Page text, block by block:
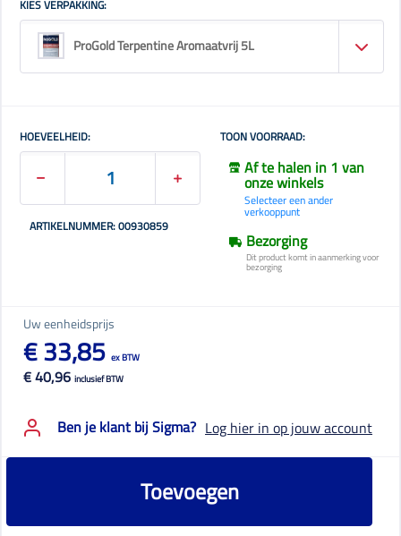
KIES VERPAKKING:
ProGold Terpentine Aromaatvrij 5L
HOEVEELHEID:
ARTIKELNUMMER: 00930859
TOON VOORRAAD:
Af te halen in 1 van
onze winkels
Selecteer een ander
verkooppunt
Bezorging
Dit product komt in aanmerking voor
bezorging
Uw eenheidsprijs
€ 40,96 inclusief BTW
€ 33,85 ex BTW
Ben je klant bij Sigma? Log hier in op jouw account
Toevoegen